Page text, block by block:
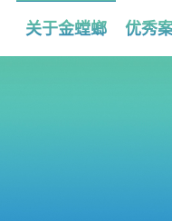
关于金螳螂 优秀